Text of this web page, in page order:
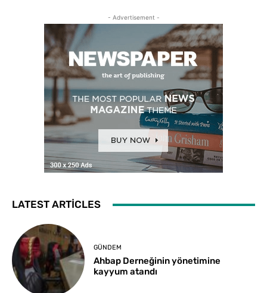
- Advertisement -
LATEST ARTICLES
GÜNDEM
Ahbap Derneğinin yönetimine
kayyum atandı